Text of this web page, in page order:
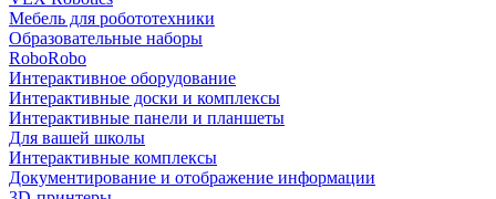
Мебель для робототехники
Образовательные наборы
RoboRobo
Интерактивное оборудование
Интерактивные доски и комплексы
Интерактивные панели и планшеты
Для вашей школы
Интерактивные комплексы
Документирование и отображение информации